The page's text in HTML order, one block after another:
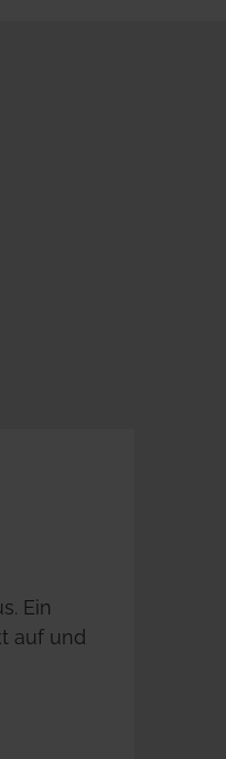
Ein
auf und